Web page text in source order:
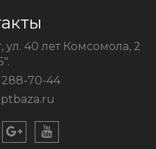
ул. 40 лет Комсомола, 2
288-70-44